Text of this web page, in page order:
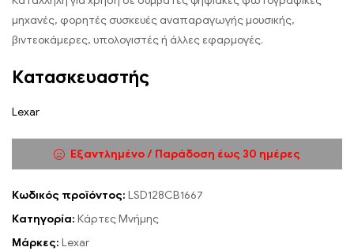
μηχανές, φορητές συσκευές αναπαραγωγής μουσικής,
βιντεοκάμερες, υπολογιστές ή άλλες εφαρμογές.
Κατασκευαστής
Lexar
Εξαντλημένο / Παράδοση έως 30 ημέρες
Κωδικός προϊόντος: LSD128CB1667
Κατηγορία: Κάρτες Μνήμης
Μάρκες: Lexar